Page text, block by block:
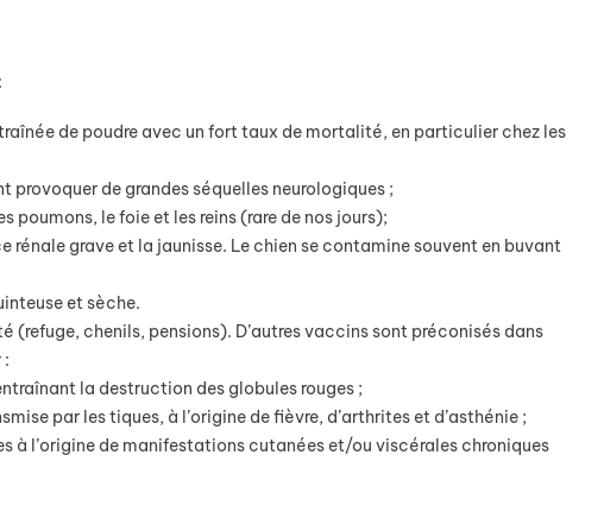
de poudre avec un fort taux de mortalité, en particulier chez les
de grandes séquelles neurologiques ;
poumons, le foie et les reins (rare de nos jours);
grave et la jaunisse. Le chien se contamine souvent en buvant
et sèche.
chenils, pensions). D’autres vaccins sont préconisés dans
:
la destruction des globules rouges ;
par les tiques, à l’origine de fièvre, d’arthrites et d’asthénie ;
à l’origine de manifestations cutanées et/ou viscérales chroniques